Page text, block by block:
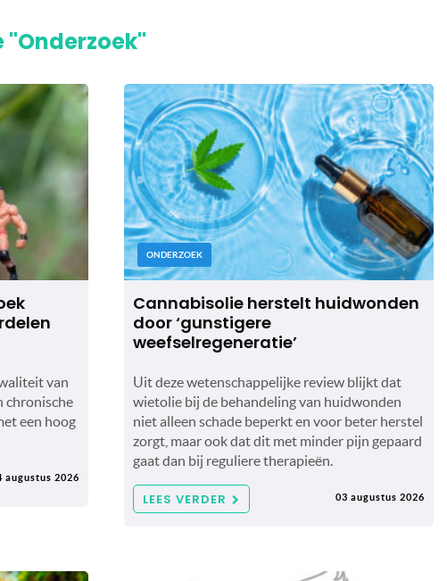
"Onderzoek"
van
chronische
een hoog
augustus 2026
ONDERZOEK
Cannabisolie herstelt huidwonden
door ‘gunstigere
weefselregeneratie’
Uit deze wetenschappelijke review blijkt dat
wietolie bij de behandeling van huidwonden
niet alleen schade beperkt en voor beter herstel
zorgt, maar ook dat dit met minder pijn gepaard
gaat dan bij reguliere therapieën.
LEES VERDER 03 augustus 2026